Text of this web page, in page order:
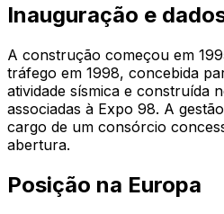
Inauguração e
A construção começou em
tráfego em 1998, concebida
atividade sísmica e construída
associadas à Expo 98. A
cargo de um consórcio
abertura.
Posição na Europa